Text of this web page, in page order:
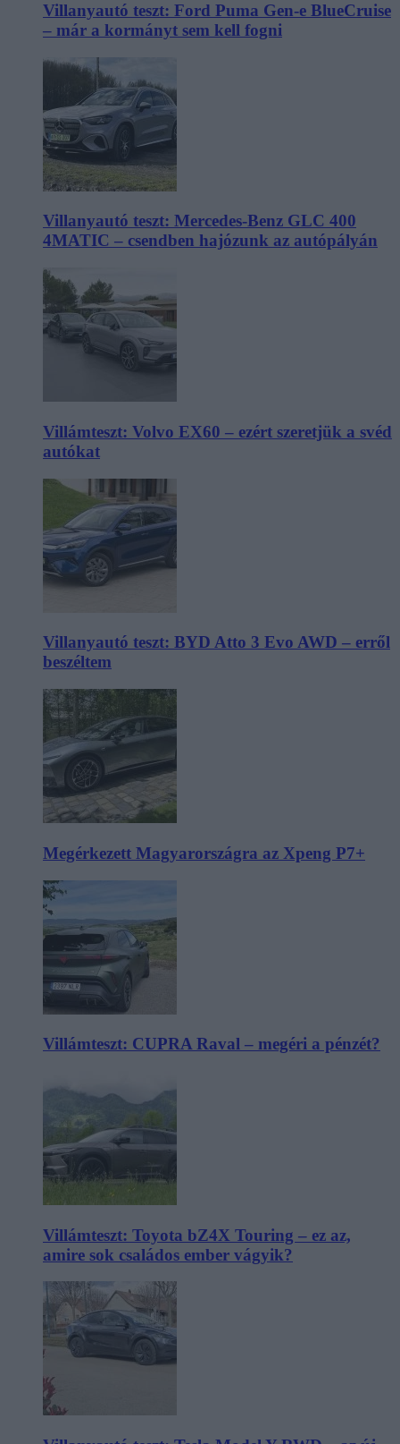
Villanyautó teszt: Ford Puma Gen-e BlueCruise
– már a kormányt sem kell fogni
Villanyautó teszt: Mercedes-Benz GLC 400
4MATIC – csendben hajózunk az autópályán
Villámteszt: Volvo EX60 – ezért szeretjük a svéd
autókat
Villanyautó teszt: BYD Atto 3 Evo AWD – erről
beszéltem
Megérkezett Magyarországra az Xpeng P7+
Villámteszt: CUPRA Raval – megéri a pénzét?
Villámteszt: Toyota bZ4X Touring – ez az,
amire sok családos ember vágyik?